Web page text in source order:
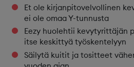
Et ole kirjanpitovelvollinen
ei ole omaa Y-tunnusta
Eezy huolehtii kevytyrittäjän
itse keskittyä työskentelyyn
Säilytä kuitit ja tositteet